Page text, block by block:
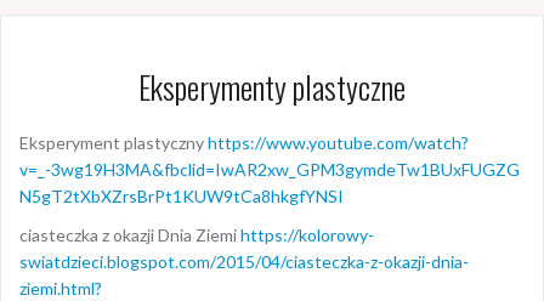
Eksperymenty plastyczne
Eksperyment plastycznyhttps://www.youtube.com/watch?
v=_-3wg19H3MA&fbclid=IwAR2xw_GPM3gymdeTw1BUxFUGZG
N5gT2tXbXZrsBrPt1KUW9tCa8hkgfYNSI
ciasteczka z okazji Dnia Ziemihttps://kolorowy-
swiatdzieci.blogspot.com/2015/04/ciasteczka-z-okazji-dnia-
ziemi.html?